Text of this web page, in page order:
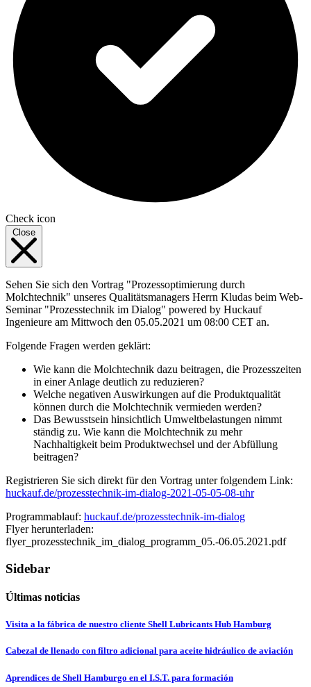
Check icon
Close
Sehen Sie sich den Vortrag "Prozessoptimierung durch
Molchtechnik" unseres Qualitätsmanagers Herrn Kludas beim Web-
Seminar "Prozesstechnik im Dialog" powered by Huckauf
Ingenieure am Mittwoch den 05.05.2021 um 08:00 CET an.
Folgende Fragen werden geklärt:
Wie kann die Molchtechnik dazu beitragen, die Prozesszeiten
in einer Anlage deutlich zu reduzieren?
Welche negativen Auswirkungen auf die Produktqualität
können durch die Molchtechnik vermieden werden?
Das Bewusstsein hinsichtlich Umweltbelastungen nimmt
ständig zu. Wie kann die Molchtechnik zu mehr
Nachhaltigkeit beim Produktwechsel und der Abfüllung
beitragen?
Registrieren Sie sich direkt für den Vortrag unter folgendem Link:
huckauf.de/prozesstechnik-im-dialog-2021-05-05-08-uhr
Programmablauf: huckauf.de/prozesstechnik-im-dialog
Flyer herunterladen:
flyer_prozesstechnik_im_dialog_programm_05.-06.05.2021.pdf
Sidebar
Últimas noticias
Visita a la fábrica de nuestro cliente Shell Lubricants Hub Hamburg
Cabezal de llenado con filtro adicional para aceite hidráulico de aviación
Aprendices de Shell Hamburgo en el I.S.T. para formación